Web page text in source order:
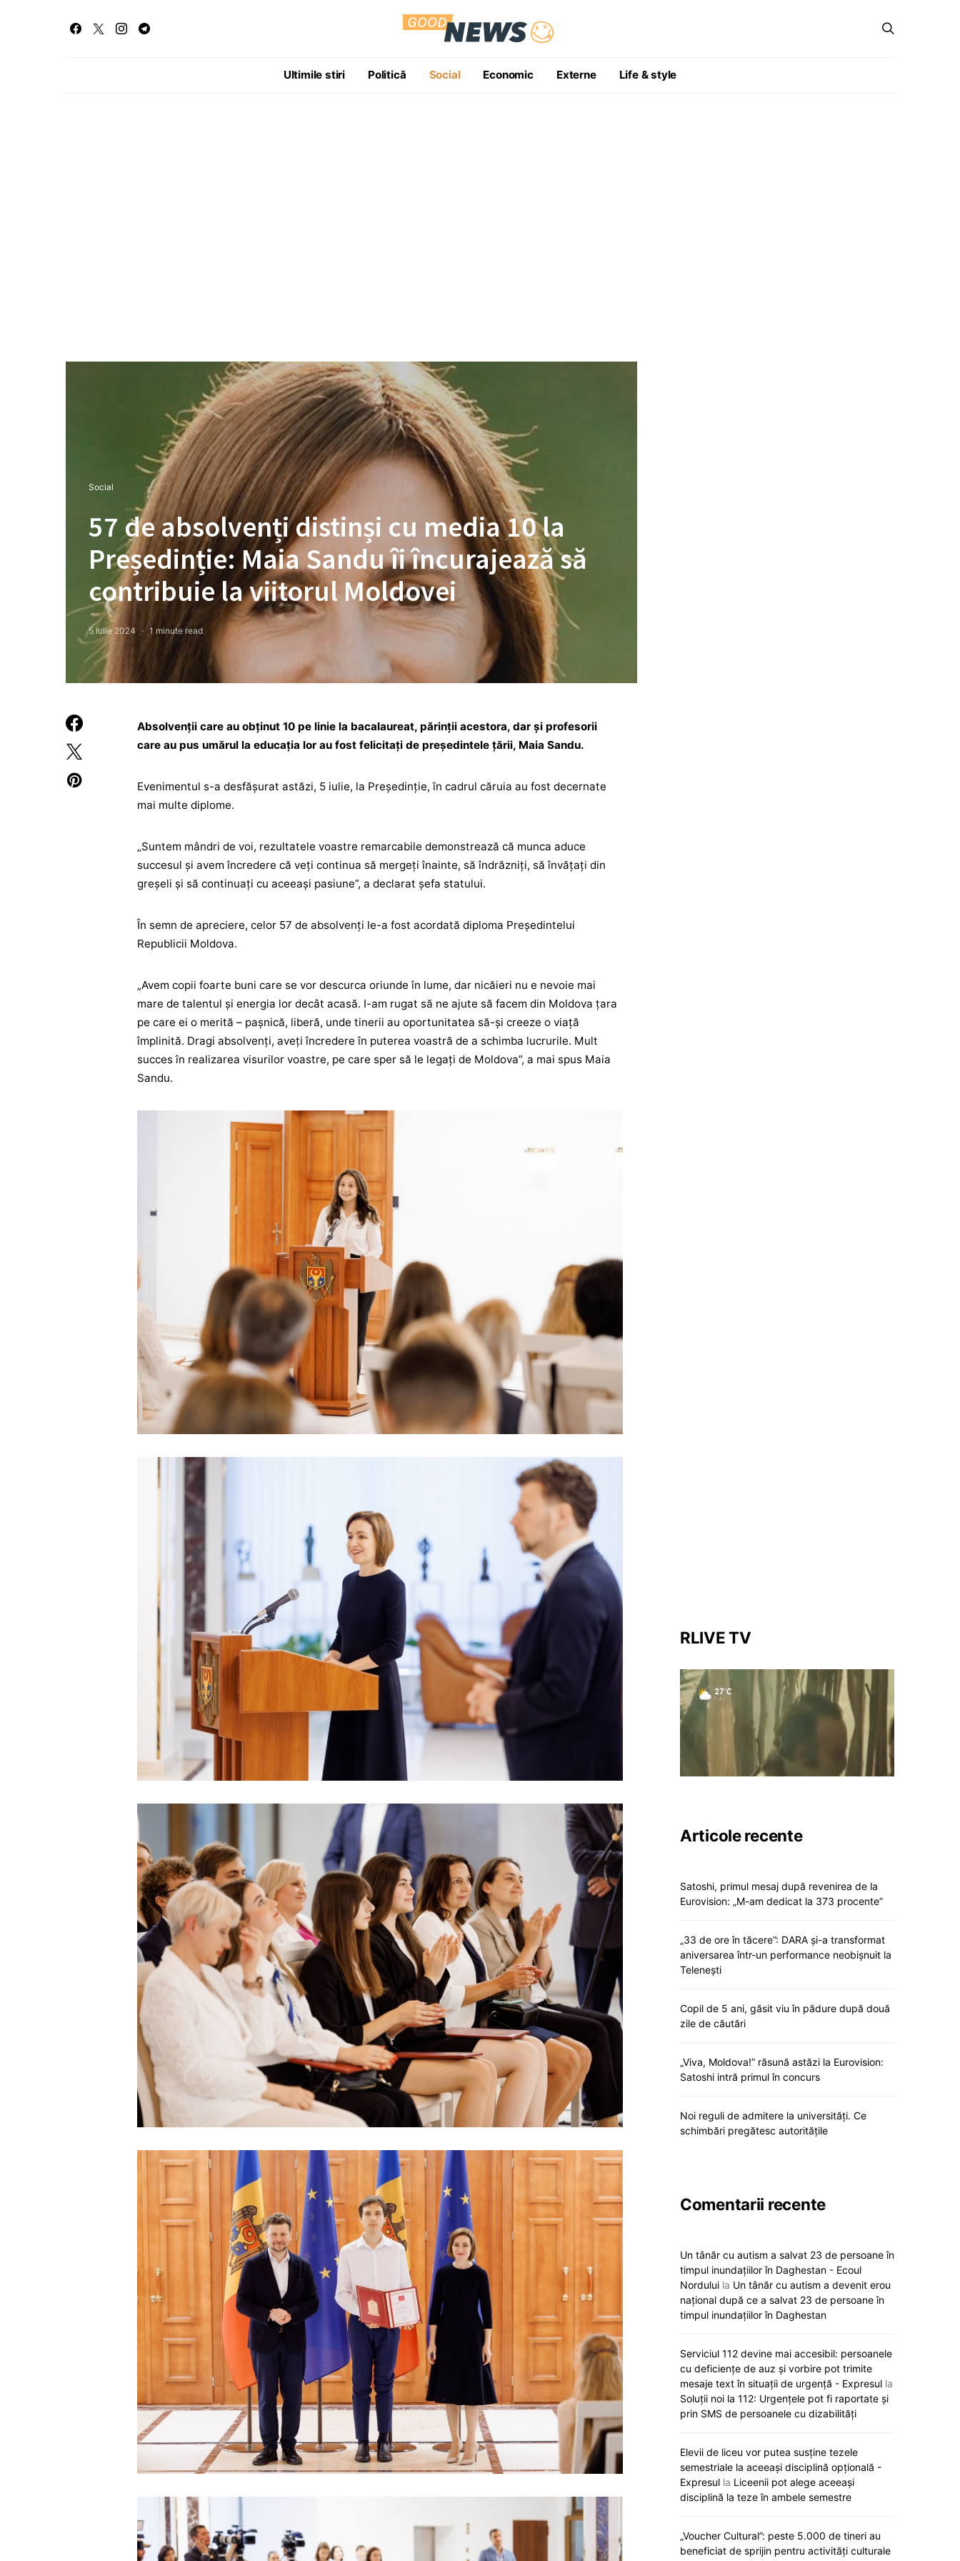
Ultimile stiri Politică Social Economic Externe Life & style
Social
57 de absolvenți distinși cu media 10 la
Președinție: Maia Sandu îi încurajează să
contribuie la viitorul Moldovei
5 iulie 2024 1 minute read
Absolvenții care au obținut 10 pe linie la bacalaureat, părinții acestora, dar și profesorii
care au pus umărul la educația lor au fost felicitați de președintele țării, Maia Sandu.
Evenimentul s-a desfășurat astăzi, 5 iulie, la Președinție, în cadrul căruia au fost decernate
mai multe diplome.
„Suntem mândri de voi, rezultatele voastre remarcabile demonstrează că munca aduce
succesul și avem încredere că veți continua să mergeți înainte, să îndrăzniți, să învățați din
greșeli și să continuați cu aceeași pasiune”, a declarat șefa statului.
În semn de apreciere, celor 57 de absolvenți le-a fost acordată diploma Președintelui
Republicii Moldova.
„Avem copii foarte buni care se vor descurca oriunde în lume, dar nicăieri nu e nevoie mai
mare de talentul și energia lor decât acasă. I-am rugat să ne ajute să facem din Moldova țara
pe care ei o merită – pașnică, liberă, unde tinerii au oportunitatea să-și creeze o viață
împlinită. Dragi absolvenți, aveți încredere în puterea voastră de a schimba lucrurile. Mult
succes în realizarea visurilor voastre, pe care sper să le legați de Moldova”, a mai spus Maia
Sandu.
RLIVE TV
Articole recente
Satoshi, primul mesaj după revenirea de la
Eurovision: „M-am dedicat la 373 procente”
„33 de ore în tăcere”: DARA și-a transformat
aniversarea într-un performance neobișnuit la
Telenești
Copil de 5 ani, găsit viu în pădure după două
zile de căutări
„Viva, Moldova!” răsună astăzi la Eurovision:
Satoshi intră primul în concurs
Noi reguli de admitere la universități. Ce
schimbări pregătesc autoritățile
Comentarii recente
Un tânăr cu autism a salvat 23 de persoane în
timpul inundațiilor în Daghestan - Ecoul
Nordului la Un tânăr cu autism a devenit erou
național după ce a salvat 23 de persoane în
timpul inundațiilor în Daghestan
Serviciul 112 devine mai accesibil: persoanele
cu deficiențe de auz și vorbire pot trimite
mesaje text în situații de urgență - Expresul la
Soluții noi la 112: Urgențele pot fi raportate și
prin SMS de persoanele cu dizabilități
Elevii de liceu vor putea susține tezele
semestriale la aceeași disciplină opțională -
Expresul la Liceenii pot alege aceeași
disciplină la teze în ambele semestre
„Voucher Cultural”: peste 5.000 de tineri au
beneficiat de sprijin pentru activități culturale